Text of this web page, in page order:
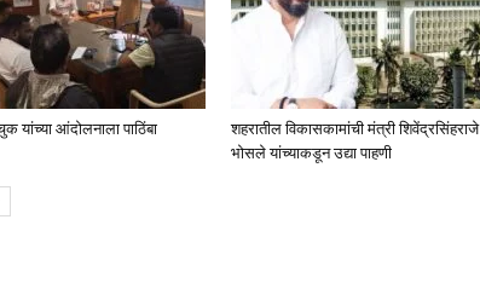
यांच्या आंदोलनाला पाठिंबा
शहरातील विकासकामांची मंत्री शिवेंद्रसिंहराजे
भोसले यांच्याकडून उद्या पाहणी